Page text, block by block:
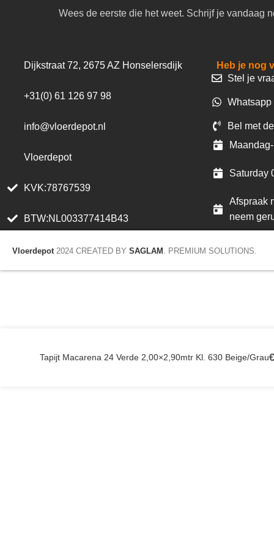
Wees de eerste die het weet. Schrijf je vandaag
Dijkstraat 72, 2675 AZ Honselersdijk
+31(0) 61 126 97 98
info@vloerdepot.nl
Vloerdepot
KVK:78767539
BTW:NL003377414B43
Heb je nog
Stel je
Bel met
Saturday
Afspraak
neem
Vloerdepot 2024 CREATED BY SAGLAM . PREMIUM SOLUTIONS.
Tapijt Macarena 24 Verde 2,00×2,90mtr Kl. 630 Beige/Grau€